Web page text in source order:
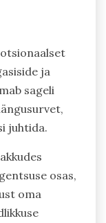
ja
sageli
juhtida.
osas,
oma